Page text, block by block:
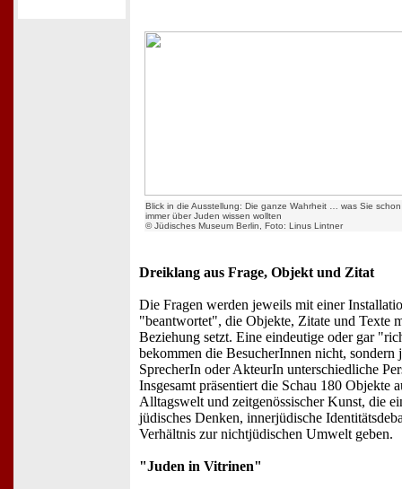
Blick in die Ausstellung: Die ganze Wahrheit … was Sie schon
immer über Juden wissen wollten
© Jüdisches Museum Berlin, Foto: Linus Lintner
Dreiklang aus Frage, Objekt und Zitat
Die Fragen werden jeweils mit einer
"beantwortet", die Objekte, Zitate und Texte
Beziehung setzt. Eine eindeutige oder gar
bekommen die BesucherInnen nicht, sondern
SprecherIn oder AkteurIn unterschiedliche
Insgesamt präsentiert die Schau 180 Objekte
Alltagswelt und zeitgenössischer Kunst, die
jüdisches Denken, innerjüdische
Verhältnis zur nichtjüdischen Umwelt geben.
"Juden in Vitrinen"